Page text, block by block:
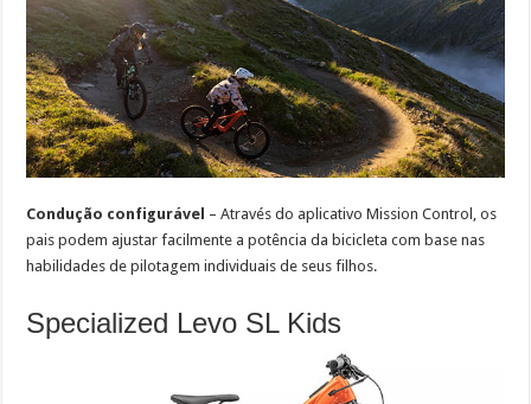
Condução configurável – Através do aplicativo Mission Control, os
pais podem ajustar facilmente a potência da bicicleta com base nas
habilidades de pilotagem individuais de seus filhos.
Specialized Levo SL Kids